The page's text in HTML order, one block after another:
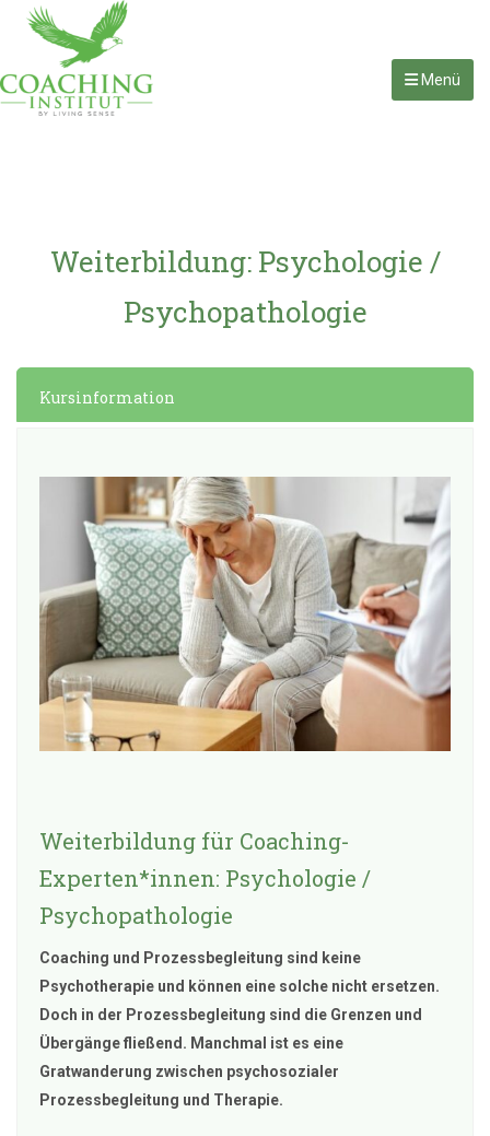
Menü
Weiterbildung: Psychologie /
Psychopathologie
Kursinformation
Weiterbildung für Coaching-
Experten*innen: Psychologie /
Psychopathologie
Coaching und Prozessbegleitung sind keine
Psychotherapie und können eine solche nicht ersetzen.
Doch in der Prozessbegleitung sind die Grenzen und
Übergänge fließend. Manchmal ist es eine
Gratwanderung zwischen psychosozialer
Prozessbegleitung und Therapie.